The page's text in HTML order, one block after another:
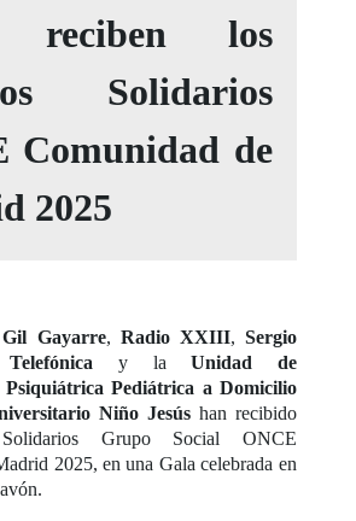
reciben los
Solidarios
Comunidad de
2025
Gayarre, Radio XXIII, Sergio
Telefónica y laUnidad de
Psiquiátrica Pediátrica a Domicilio
Niño Jesús han recibido
Grupo Social ONCE
2025, en una Gala celebrada en